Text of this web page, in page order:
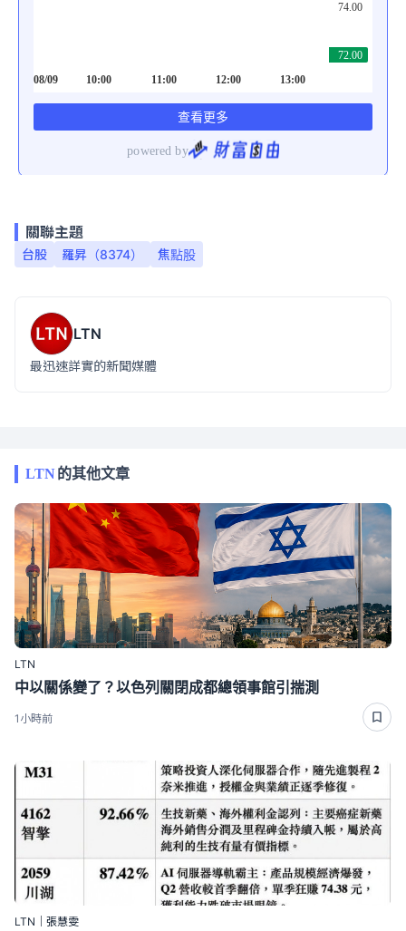
關聯主題
台股 羅昇（8374） 焦點股
LTN
最迅速詳實的新聞媒體
LTN的其他文章
LTN
中以關係變了？以色列關閉成都總領事館引揣測
1小時前
LTN｜張慧雯